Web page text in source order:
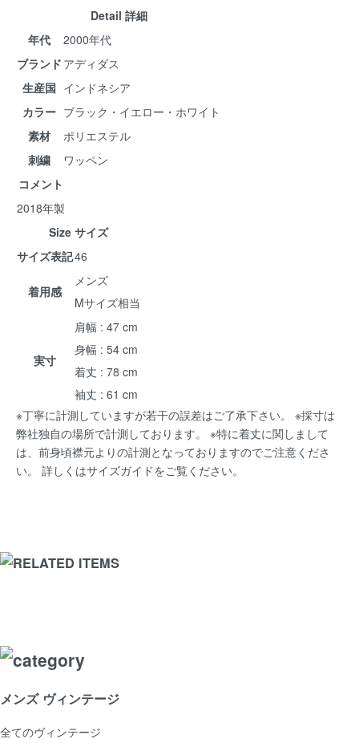
Detail 詳細
年代
2000年代
ブランド アディダス
生産国 インドネシア
カラー ブラック・イエロー・ホワイト
素材
ポリエステル
刺繍
ワッペン
コメント
2018年製
Size サイズ
サイズ表記46
着用感
メンズ
Mサイズ相当
実寸
肩幅 : 47 cm
身幅 : 54 cm
着丈 : 78 cm
袖丈 : 61 cm
※丁寧に計測していますが若干の誤差はご了承下さい。 ※採寸は
弊社独自の場所で計測しております。 ※特に着丈に関しまして
は、前身頃襟元よりの計測となっておりますのでご注意くださ
い。 詳しくはサイズガイドをご覧ください。
メンズ ヴィンテージ
全てのヴィンテージ